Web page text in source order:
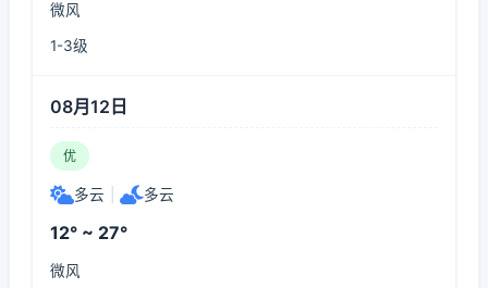
微风
1-3级
08月12日
优
多云 多云
12° ~ 27°
微风